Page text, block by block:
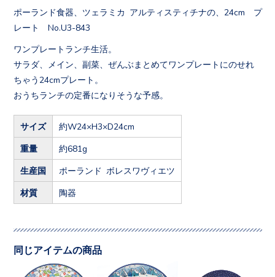
ポーランド食器、ツェラミカ アルティスティチナの、24cm プ
レート No.U3-843
ワンプレートランチ生活。
サラダ、メイン、副菜、ぜんぶまとめてワンプレートにのせれ
ちゃう24cmプレート。
おうちランチの定番になりそうな予感。
サイズ 約W24×H3×D24cm
重量 約681g
生産国 ポーランド ボレスワヴィエツ
材質 陶器
同じアイテムの商品